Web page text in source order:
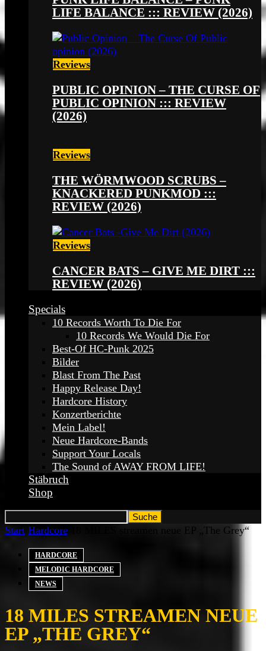
LIFE BALANCE ::: REVIEW (2026)
Reviews
PUBLIC OPINION – THE CURSE OF
PUBLIC OPINION ::: REVIEW
(2026)
Reviews
THE WÖRMWOOD SCRUBS –
KNACKERED PUNKMOD :::
REVIEW (2026)
Reviews
CANCER BATS – GIVE ME DIRT :::
REVIEW (2026)
Specials
10 Records Worth To Die For
10 Records We Would Die For
Best-Of HC-Punk 2025
Bilder
Blast From The Past
Happy Release Day!
Hardcore History
Konzertberichte
Mein Label!
Neue Hardcore-Bands
Support Your Locals
The Sound of AWAY FROM LIFE!
Stäbruch
Shop
Start Hardcore 18 MILES streamen neue EP „The Grey“
HARDCORE
MELODIC HARDCORE
NEWS
18 MILES STREAMEN NEUE
EP „THE GREY“